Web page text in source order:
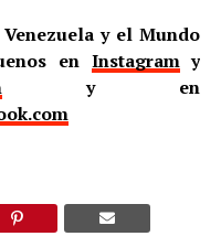
y el Mundo
en Instagramy
y en